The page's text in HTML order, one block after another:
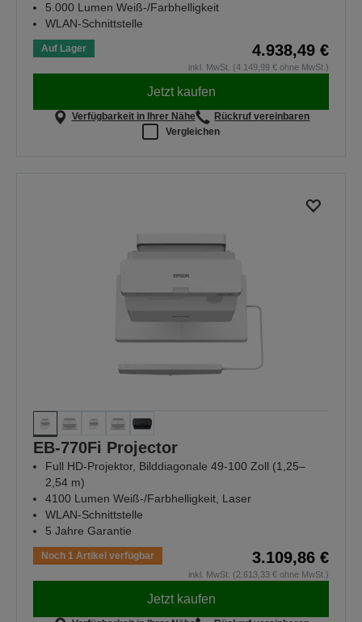
5.000 Lumen Weiß-/Farbhelligkeit
WLAN-Schnittstelle
Auf Lager 4.938,49 €
inkl. MwSt. (4.149,99 € ohne MwSt.)
Jetzt kaufen
Verfügbarkeit in Ihrer Nähe
Rückruf vereinbaren
Vergleichen
EB-770Fi Projector
Full HD-Projektor, Bilddiagonale 49-100 Zoll (1,25–
2,54 m)
4100 Lumen Weiß-/Farbhelligkeit, Laser
WLAN-Schnittstelle
5 Jahre Garantie
Noch 1 Artikel verfügbar 3.109,86 €
inkl. MwSt. (2.613,33 € ohne MwSt.)
Jetzt kaufen